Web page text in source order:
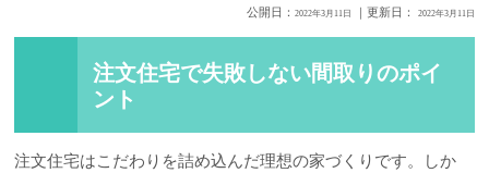
公開日： 2022年3月11日 ｜更新日： 2022年3月11日
注文住宅で失敗しない間取りのポイ
ント
注文住宅はこだわりを詰め込んだ理想の家づくりです。しか